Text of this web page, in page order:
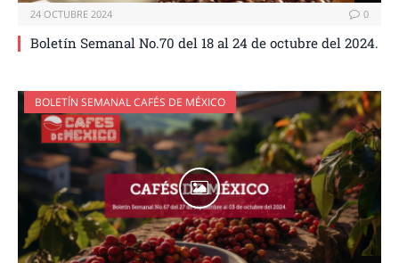
24 OCTUBRE 2024 0
Boletín Semanal No.70 del 18 al 24 de octubre del 2024.
BOLETÍN SEMANAL CAFÉS DE MÉXICO